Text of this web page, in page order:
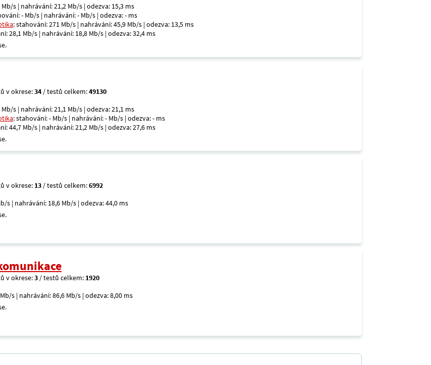
s | nahrávání: 21,2 Mb/s | odezva: 15,3 ms
- Mb/s | nahrávání: - Mb/s | odezva: - ms
: stahování: 271 Mb/s | nahrávání: 45,9 Mb/s | odezva: 13,5 ms
28,1 Mb/s | nahrávání: 18,8 Mb/s | odezva: 32,4 ms
v okrese:34 / testů celkem:49130
s | nahrávání: 21,1 Mb/s | odezva: 21,1 ms
: stahování: - Mb/s | nahrávání: - Mb/s | odezva: - ms
44,7 Mb/s | nahrávání: 21,2 Mb/s | odezva: 27,6 ms
v okrese: 13 / testů celkem:6992
s | nahrávání: 18,6 Mb/s | odezva: 44,0 ms
v okrese:3 / testů celkem: 1920
s | nahrávání: 86,6 Mb/s | odezva: 8,00 ms